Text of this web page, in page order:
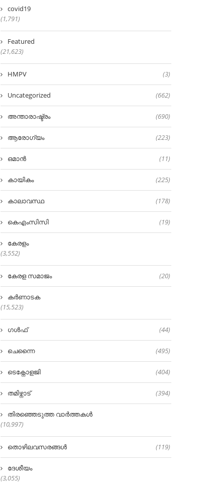
covid19
(1,791)
Featured
(21,623)
HMPV (3)
Uncategorized (662)
അന്താരാഷ്ട്രം (690)
ആരോഗ്യം (223)
ഒമാൻ (11)
കായികം (225)
കാലാവസ്ഥ (178)
കെഎംസിസി (19)
കേരളം
(3,552)
കേരള സമാജം (20)
കർണാടക
(15,523)
ഗൾഫ് (44)
ചെന്നൈ (495)
ടെക്നോളജി (404)
തമിഴ്നാട് (394)
തിരഞ്ഞെടുത്ത വാർത്തകൾ
(10,997)
തൊഴിലവസരങ്ങൾ (119)
ദേശീയം
(3,055)